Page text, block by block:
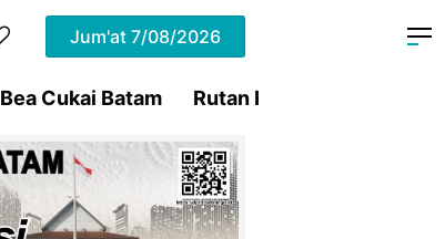
Jum'at 7/08/2026
Bea Cukai Batam Rutan Kelas IIA Batam